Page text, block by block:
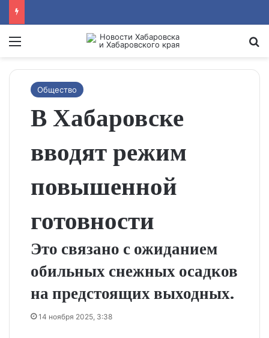
Menu
Общество
В Хабаровске
вводят режим
повышенной
готовности
Это связано с ожиданием
обильных снежных осадков
на предстоящих выходных.
14 ноября 2025, 3:38